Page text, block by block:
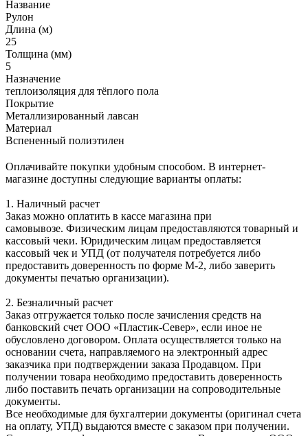
Название
Рулон
Длина (м)
25
Толщина (мм)
5
Назначение
теплоизоляция для тёплого пола
Покрытие
Металлизированный лавсан
Материал
Вспененный полиэтилен
Оплачивайте покупки удобным способом. В интернет-
магазине доступны следующие варианты оплаты:
1. Наличный расчет
Заказ можно оплатить в кассе магазина при
самовывозе. Физическим лицам предоставляются товарный и
кассовый чеки. Юридическим лицам предоставляется
кассовый чек и УПД (от получателя потребуется либо
предоставить доверенность по форме М-2, либо заверить
документы печатью организации).
2. Безналичный расчет
Заказ отгружается только после зачисления средств на
банковский счет ООО «Пластик-Север», если иное не
обусловлено договором. Оплата осуществляется только на
основании счета, направляемого на электронный адрес
заказчика при подтверждении заказа Продавцом. При
получении товара необходимо предоставить доверенность
либо поставить печать организации на сопроводительные
документы.
Все необходимые для бухгалтерии документы (оригинал счета
на оплату, УПД) выдаются вместе с заказом при получении.